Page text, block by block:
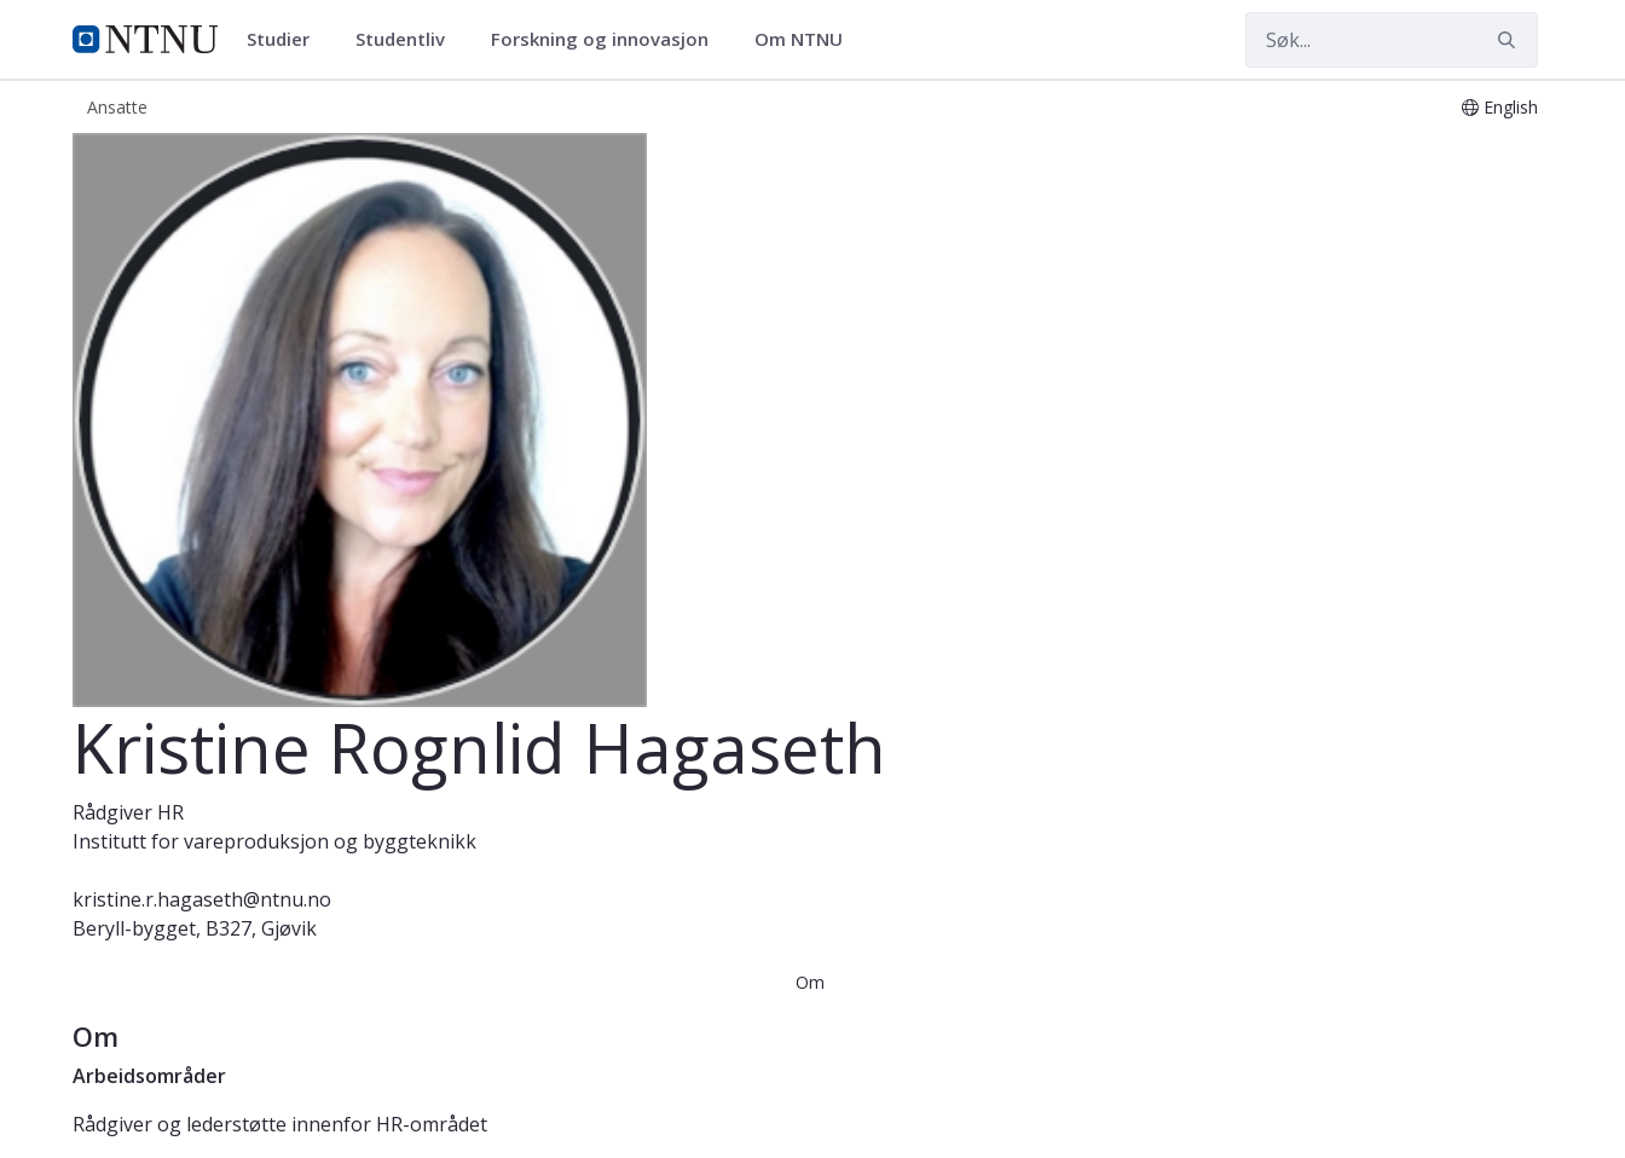
NTNU Hjemmeside
ntnu.no Studier Studentliv Forskning og innovasjon Om NTNU
Ansatte English
Kristine Rognlid Hagaseth
Kristine Rognlid Hagaseth
Rådgiver HR
Institutt for vareproduksjon og byggteknikk
kristine.r.hagaseth@ntnu.no
Beryll-bygget, B327, Gjøvik
Om
Om
Arbeidsområder
Rådgiver og lederstøtte innenfor HR-området